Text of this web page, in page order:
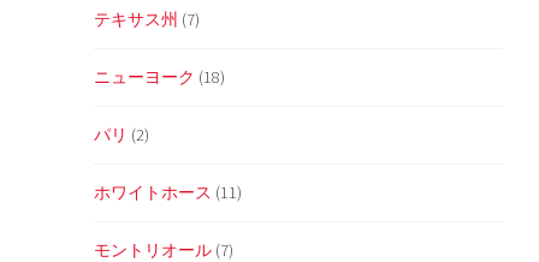
テキサス州 (7)
ニューヨーク (18)
パリ (2)
ホワイトホース (11)
モントリオール (7)